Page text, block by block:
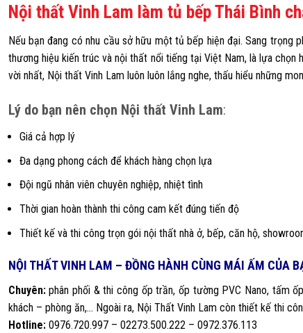
Nội thất Vinh Lam làm tủ bếp Thái Bình
Nếu bạn đang có nhu cầu sở hữu một tủ bếp hiện đại. Sang trọng
thương hiệu kiến trúc và nội thất nổi tiếng tại Việt Nam, là lựa chọn
vời nhất, Nội thất Vinh Lam luôn luôn lắng nghe, thấu hiểu những
Lý do bạn nên chọn Nội thất Vinh Lam:
Giá cả hợp lý
Đa dạng phong cách để khách hàng chọn lựa
Đội ngũ nhân viên chuyên nghiệp, nhiệt tình
Thời gian hoàn thành thi công cam kết đúng tiến độ
Thiết kế và thi công trọn gói nội thất nhà ở, bếp, căn hộ,
NỘI THẤT VINH LAM – ĐỒNG HÀNH CÙNG MÁI ẤM CỦA
Chuyên:phân phối & thi công ốp trần, ốp tường PVC Nano, tấm
khách – phòng ăn,… Ngoài ra, Nội Thất Vinh Lam còn thiết kế thi
Hotline:0976.720.997 – 02273.500.222 – 0972.376.113